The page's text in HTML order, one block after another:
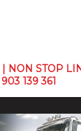
NON STOP
903 139 361